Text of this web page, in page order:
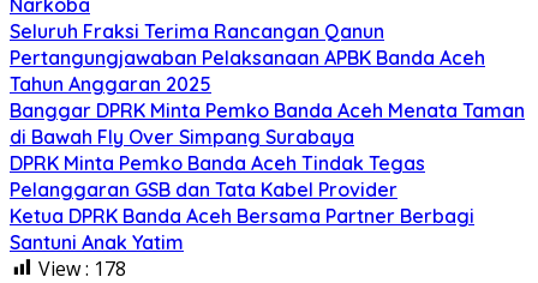
Seluruh Fraksi Terima Rancangan Qanun
Pertangungjawaban Pelaksanaan APBK Banda Aceh
Tahun Anggaran 2025
Banggar DPRK Minta Pemko Banda Aceh Menata Taman
di Bawah Fly Over Simpang Surabaya
DPRK Minta Pemko Banda Aceh Tindak Tegas
Pelanggaran GSB dan Tata Kabel Provider
Ketua DPRK Banda Aceh Bersama Partner Berbagi
Santuni Anak Yatim
View : 178